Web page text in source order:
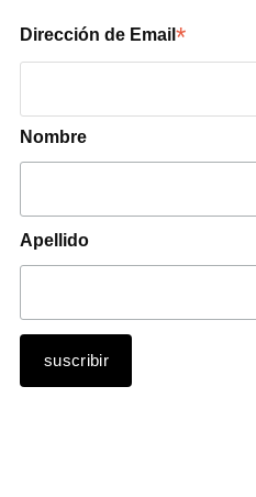
Dirección de Email*
Nombre
Apellido